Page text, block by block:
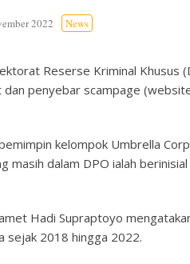
2022 News
Reserse Kriminal Khusus
penyebar scampage
kelompok Umbrella
masih dalam DPO ialah
Hadi Supraptoyo
sejak 2018 hingga 2022.